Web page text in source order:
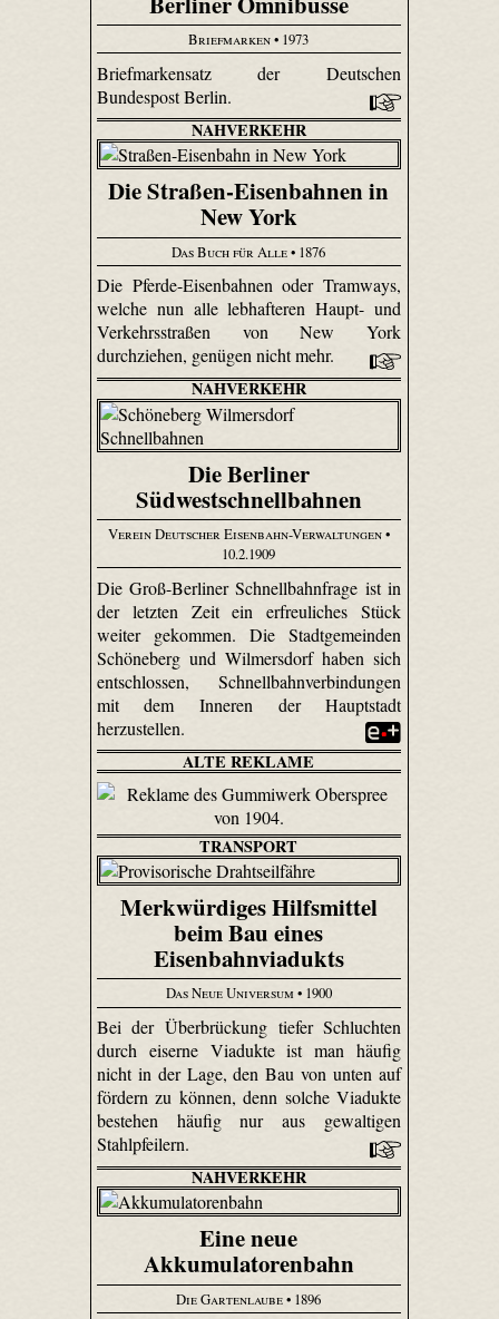
Briefmarken• 1973
Briefmarkensatz der Deutschen
Bundespost Berlin.
NAHVERKEHR
Die Straßen-Eisenbahnen in
New York
Das Buch für Alle• 1876
Die Pferde-Eisenbahnen oder Tramways,
welche nun alle lebhafteren Haupt- und
Verkehrsstraßen von New York
durchziehen, genügen nicht mehr.
NAHVERKEHR
Die Berliner
Südwestschnellbahnen
Verein Deutscher Eisenbahn-Verwaltungen•
10.2.1909
Die Groß-Berliner Schnellbahnfrage ist in
der letzten Zeit ein erfreuliches Stück
weiter gekommen. Die Stadtgemeinden
Schöneberg und Wilmersdorf haben sich
entschlossen, Schnellbahnverbindungen
mit dem Inneren der Hauptstadt
herzustellen.
ALTE REKLAME
TRANSPORT
Merkwürdiges Hilfsmittel
beim Bau eines
Eisenbahnviadukts
Das Neue Universum • 1900
Bei der Überbrückung tiefer Schluchten
durch eiserne Viadukte ist man häufig
nicht in der Lage, den Bau von unten auf
fördern zu können, denn solche Viadukte
bestehen häufig nur aus gewaltigen
Stahlpfeilern.
NAHVERKEHR
Eine neue
Akkumulatorenbahn
Die Gartenlaube• 1896